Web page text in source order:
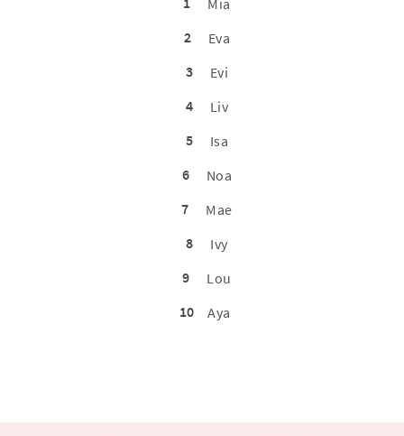
2
Eva
3
Evi
4
Liv
5
Isa
6
Noa
7
Mae
8
Ivy
9
Lou
10
Aya